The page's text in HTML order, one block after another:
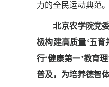
力的全民运动典范
北京农学院党
极构建高质量‘五
行‘健康第一’教育
普及，为培养德智